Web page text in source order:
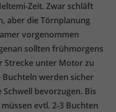
Zeit. Zwar schläft
aber die Törnplanung
vorgenommen
sollten frühmorgens
Strecke unter Motor zu
werden sicher
bevorzugen. Bis
evtl. 2-3 Buchten